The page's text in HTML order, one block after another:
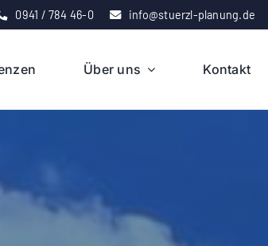
0941 / 784 46-0 info@stuerzl-planung.de
Über uns Kontakt